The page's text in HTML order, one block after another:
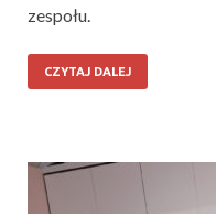
zespołu.
CZYTAJ DALEJ